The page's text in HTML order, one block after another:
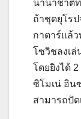
นานาชาติที่
ถ้าชุดยุโร
กาตาร์แล้ว
โซวิชลงเล่
โดยยิงได้
ซิโมเน่ อิน
สามารถปั